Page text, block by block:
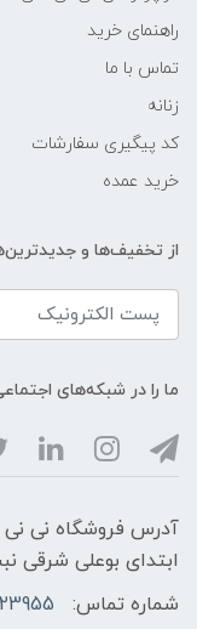
راهنمای خرید
تماس با ما
زنانه
کد پیگیری سفارشات
خرید عمده
از تخفیف‌ها و
ما را در شبکه‌های
آدرس فروشگاه نی نی
ابتدای بوعلی شرقی
شماره تماس: